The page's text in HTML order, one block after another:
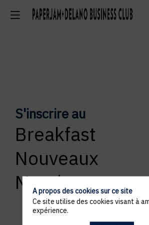
S'inscrire au
Breakfast
Nouveaux
Membres
A propos des cookies sur ce site
Ce site utilise des cookies visant à
expérience.